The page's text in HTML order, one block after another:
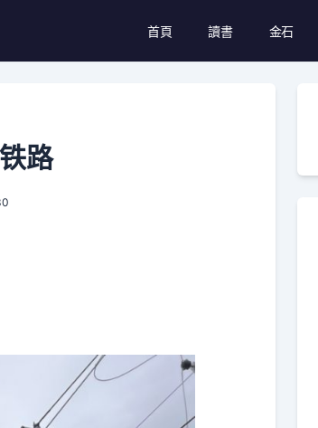
首頁 讀書 金石
路